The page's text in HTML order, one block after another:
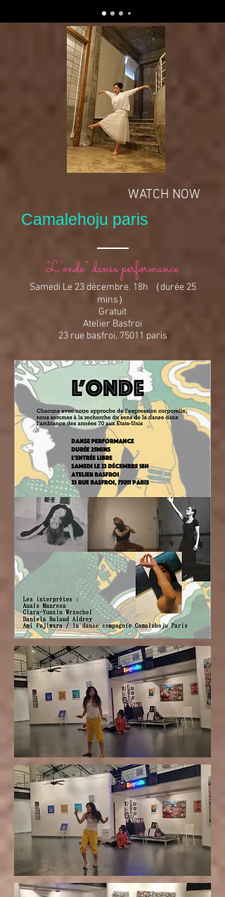
WATCH NOW
Camalehoju paris
“L'onde” danse performance
Samedi Le 23 décembre. 18h （durée 25
mins）
Gratuit
Atelier Basfroi
23 rue basfroi, 75011 paris